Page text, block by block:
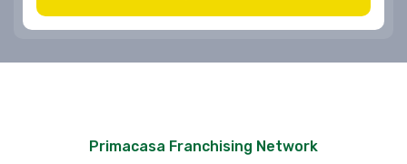
Primacasa Franchising Network